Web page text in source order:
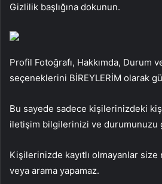
Gizlilik başlığına dokunun.
Profil Fotoğrafı, Hakkımda, Durum
seçeneklerini BİREYLERİM olarak
Bu sayede sadece kişilerinizdeki
iletişim bilgilerinizi ve durumunuzu
Kişilerinizde kayıtlı olmayanlar
veya arama yapamaz.